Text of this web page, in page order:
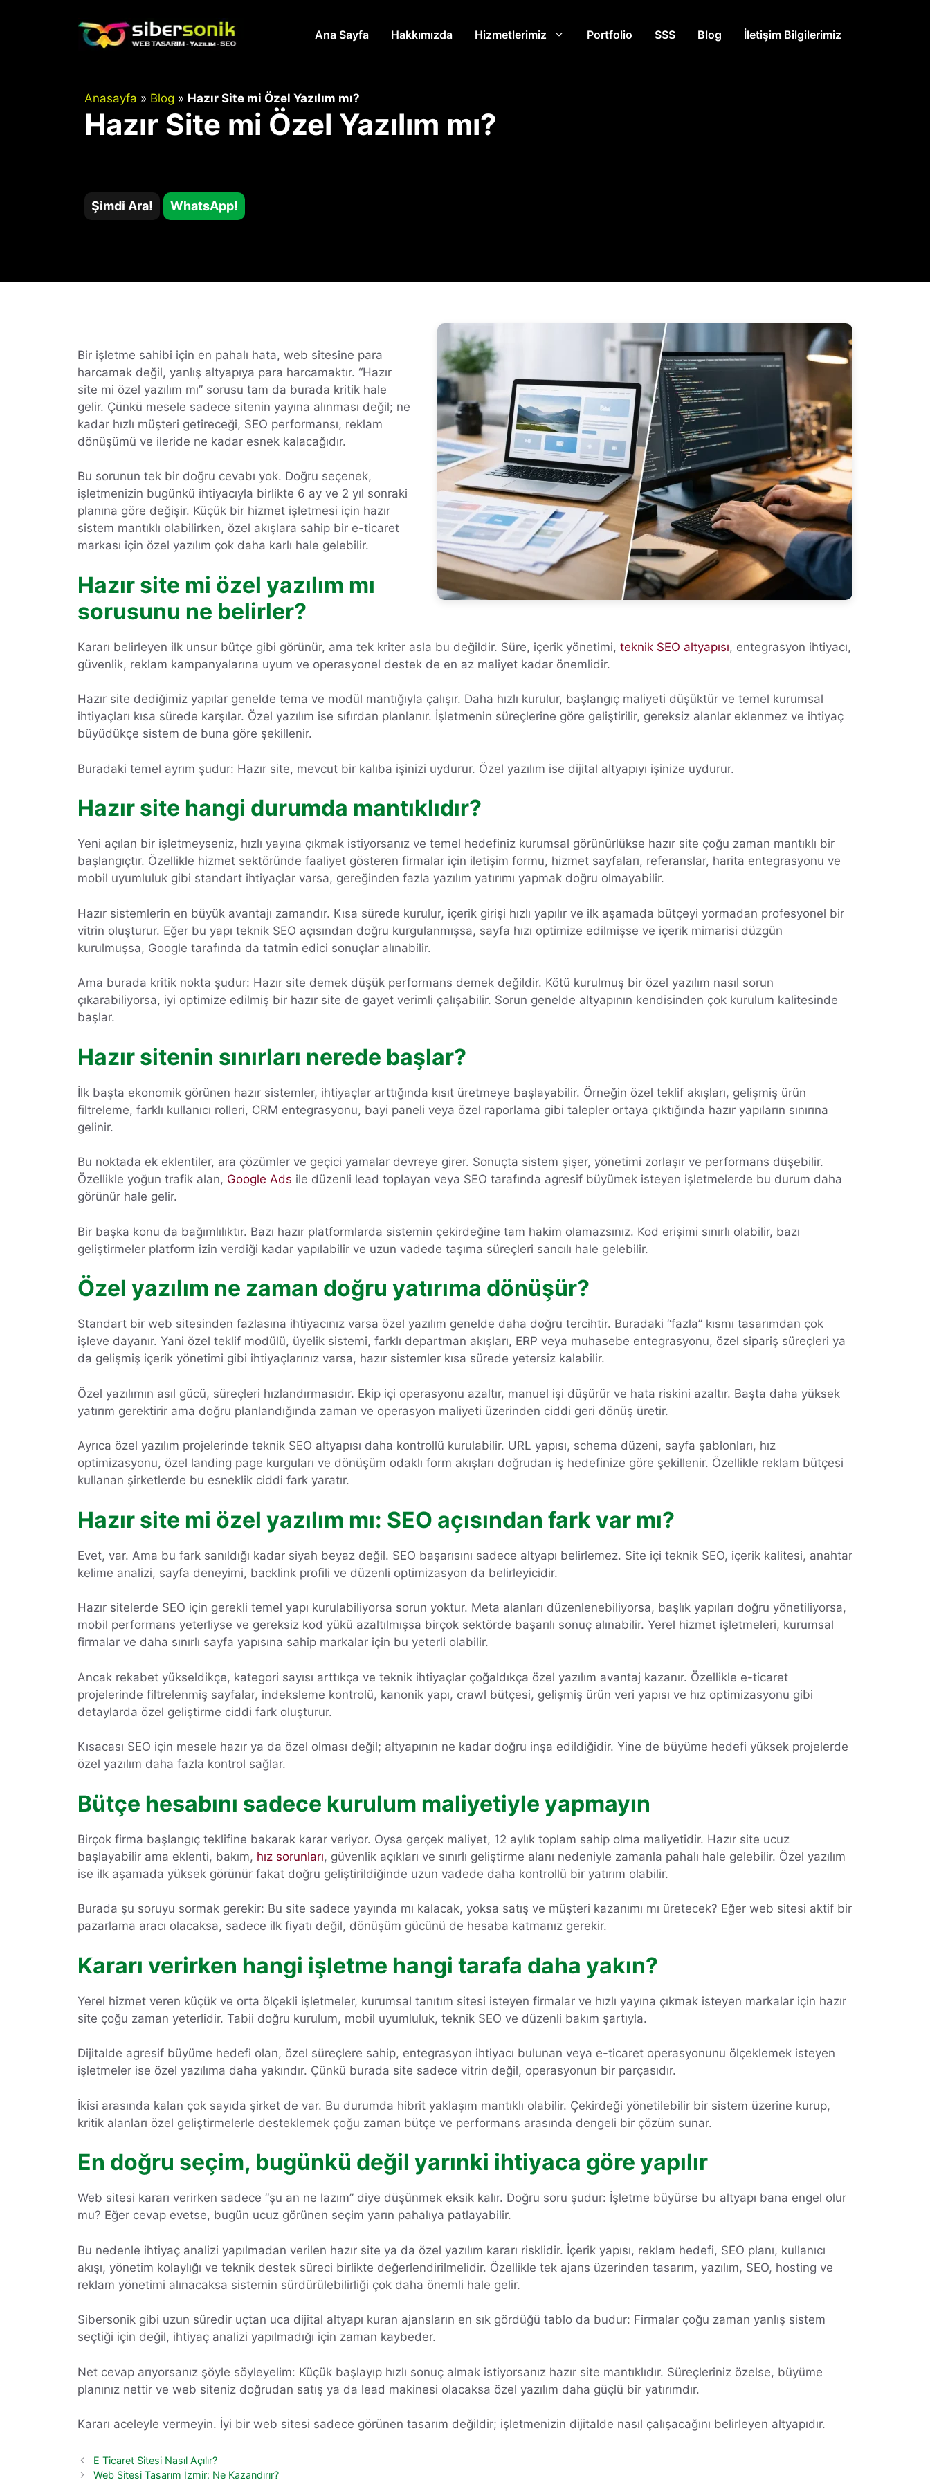
Ana Sayfa Hakkımızda Hizmetlerimiz Portfolio SSS Blog İletişim Bilgilerimiz
Anasayfa » Blog » Hazır Site mi Özel Yazılım mı?
Hazır Site mi Özel Yazılım mı?
Şimdi Ara! WhatsApp!
Bir işletme sahibi için en pahalı hata, web sitesine para
harcamak değil, yanlış altyapıya para harcamaktır. “Hazır
site mi özel yazılım mı” sorusu tam da burada kritik hale
gelir. Çünkü mesele sadece sitenin yayına alınması değil; ne
kadar hızlı müşteri getireceği, SEO performansı, reklam
dönüşümü ve ileride ne kadar esnek kalacağıdır.
Bu sorunun tek bir doğru cevabı yok. Doğru seçenek,
işletmenizin bugünkü ihtiyacıyla birlikte 6 ay ve 2 yıl sonraki
planına göre değişir. Küçük bir hizmet işletmesi için hazır
sistem mantıklı olabilirken, özel akışlara sahip bir e-ticaret
markası için özel yazılım çok daha karlı hale gelebilir.
Hazır site mi özel yazılım mı
sorusunu ne belirler?
Kararı belirleyen ilk unsur bütçe gibi görünür, ama tek kriter asla bu değildir. Süre, içerik yönetimi, teknik SEO altyapısı, entegrasyon ihtiyacı,
güvenlik, reklam kampanyalarına uyum ve operasyonel destek de en az maliyet kadar önemlidir.
Hazır site dediğimiz yapılar genelde tema ve modül mantığıyla çalışır. Daha hızlı kurulur, başlangıç maliyeti düşüktür ve temel kurumsal
ihtiyaçları kısa sürede karşılar. Özel yazılım ise sıfırdan planlanır. İşletmenin süreçlerine göre geliştirilir, gereksiz alanlar eklenmez ve ihtiyaç
büyüdükçe sistem de buna göre şekillenir.
Buradaki temel ayrım şudur: Hazır site, mevcut bir kalıba işinizi uydurur. Özel yazılım ise dijital altyapıyı işinize uydurur.
Hazır site hangi durumda mantıklıdır?
Yeni açılan bir işletmeyseniz, hızlı yayına çıkmak istiyorsanız ve temel hedefiniz kurumsal görünürlükse hazır site çoğu zaman mantıklı bir
başlangıçtır. Özellikle hizmet sektöründe faaliyet gösteren firmalar için iletişim formu, hizmet sayfaları, referanslar, harita entegrasyonu ve
mobil uyumluluk gibi standart ihtiyaçlar varsa, gereğinden fazla yazılım yatırımı yapmak doğru olmayabilir.
Hazır sistemlerin en büyük avantajı zamandır. Kısa sürede kurulur, içerik girişi hızlı yapılır ve ilk aşamada bütçeyi yormadan profesyonel bir
vitrin oluşturur. Eğer bu yapı teknik SEO açısından doğru kurgulanmışsa, sayfa hızı optimize edilmişse ve içerik mimarisi düzgün
kurulmuşsa, Google tarafında da tatmin edici sonuçlar alınabilir.
Ama burada kritik nokta şudur: Hazır site demek düşük performans demek değildir. Kötü kurulmuş bir özel yazılım nasıl sorun
çıkarabiliyorsa, iyi optimize edilmiş bir hazır site de gayet verimli çalışabilir. Sorun genelde altyapının kendisinden çok kurulum kalitesinde
başlar.
Hazır sitenin sınırları nerede başlar?
İlk başta ekonomik görünen hazır sistemler, ihtiyaçlar arttığında kısıt üretmeye başlayabilir. Örneğin özel teklif akışları, gelişmiş ürün
filtreleme, farklı kullanıcı rolleri, CRM entegrasyonu, bayi paneli veya özel raporlama gibi talepler ortaya çıktığında hazır yapıların sınırına
gelinir.
Bu noktada ek eklentiler, ara çözümler ve geçici yamalar devreye girer. Sonuçta sistem şişer, yönetimi zorlaşır ve performans düşebilir.
Özellikle yoğun trafik alan, Google Ads ile düzenli lead toplayan veya SEO tarafında agresif büyümek isteyen işletmelerde bu durum daha
görünür hale gelir.
Bir başka konu da bağımlılıktır. Bazı hazır platformlarda sistemin çekirdeğine tam hakim olamazsınız. Kod erişimi sınırlı olabilir, bazı
geliştirmeler platform izin verdiği kadar yapılabilir ve uzun vadede taşıma süreçleri sancılı hale gelebilir.
Özel yazılım ne zaman doğru yatırıma dönüşür?
Standart bir web sitesinden fazlasına ihtiyacınız varsa özel yazılım genelde daha doğru tercihtir. Buradaki “fazla” kısmı tasarımdan çok
işleve dayanır. Yani özel teklif modülü, üyelik sistemi, farklı departman akışları, ERP veya muhasebe entegrasyonu, özel sipariş süreçleri ya
da gelişmiş içerik yönetimi gibi ihtiyaçlarınız varsa, hazır sistemler kısa sürede yetersiz kalabilir.
Özel yazılımın asıl gücü, süreçleri hızlandırmasıdır. Ekip içi operasyonu azaltır, manuel işi düşürür ve hata riskini azaltır. Başta daha yüksek
yatırım gerektirir ama doğru planlandığında zaman ve operasyon maliyeti üzerinden ciddi geri dönüş üretir.
Ayrıca özel yazılım projelerinde teknik SEO altyapısı daha kontrollü kurulabilir. URL yapısı, schema düzeni, sayfa şablonları, hız
optimizasyonu, özel landing page kurguları ve dönüşüm odaklı form akışları doğrudan iş hedefinize göre şekillenir. Özellikle reklam bütçesi
kullanan şirketlerde bu esneklik ciddi fark yaratır.
Hazır site mi özel yazılım mı: SEO açısından fark var mı?
Evet, var. Ama bu fark sanıldığı kadar siyah beyaz değil. SEO başarısını sadece altyapı belirlemez. Site içi teknik SEO, içerik kalitesi, anahtar
kelime analizi, sayfa deneyimi, backlink profili ve düzenli optimizasyon da belirleyicidir.
Hazır sitelerde SEO için gerekli temel yapı kurulabiliyorsa sorun yoktur. Meta alanları düzenlenebiliyorsa, başlık yapıları doğru yönetiliyorsa,
mobil performans yeterliyse ve gereksiz kod yükü azaltılmışsa birçok sektörde başarılı sonuç alınabilir. Yerel hizmet işletmeleri, kurumsal
firmalar ve daha sınırlı sayfa yapısına sahip markalar için bu yeterli olabilir.
Ancak rekabet yükseldikçe, kategori sayısı arttıkça ve teknik ihtiyaçlar çoğaldıkça özel yazılım avantaj kazanır. Özellikle e-ticaret
projelerinde filtrelenmiş sayfalar, indeksleme kontrolü, kanonik yapı, crawl bütçesi, gelişmiş ürün veri yapısı ve hız optimizasyonu gibi
detaylarda özel geliştirme ciddi fark oluşturur.
Kısacası SEO için mesele hazır ya da özel olması değil; altyapının ne kadar doğru inşa edildiğidir. Yine de büyüme hedefi yüksek projelerde
özel yazılım daha fazla kontrol sağlar.
Bütçe hesabını sadece kurulum maliyetiyle yapmayın
Birçok firma başlangıç teklifine bakarak karar veriyor. Oysa gerçek maliyet, 12 aylık toplam sahip olma maliyetidir. Hazır site ucuz
başlayabilir ama eklenti, bakım, hız sorunları, güvenlik açıkları ve sınırlı geliştirme alanı nedeniyle zamanla pahalı hale gelebilir. Özel yazılım
ise ilk aşamada yüksek görünür fakat doğru geliştirildiğinde uzun vadede daha kontrollü bir yatırım olabilir.
Burada şu soruyu sormak gerekir: Bu site sadece yayında mı kalacak, yoksa satış ve müşteri kazanımı mı üretecek? Eğer web sitesi aktif bir
pazarlama aracı olacaksa, sadece ilk fiyatı değil, dönüşüm gücünü de hesaba katmanız gerekir.
Kararı verirken hangi işletme hangi tarafa daha yakın?
Yerel hizmet veren küçük ve orta ölçekli işletmeler, kurumsal tanıtım sitesi isteyen firmalar ve hızlı yayına çıkmak isteyen markalar için hazır
site çoğu zaman yeterlidir. Tabii doğru kurulum, mobil uyumluluk, teknik SEO ve düzenli bakım şartıyla.
Dijitalde agresif büyüme hedefi olan, özel süreçlere sahip, entegrasyon ihtiyacı bulunan veya e-ticaret operasyonunu ölçeklemek isteyen
işletmeler ise özel yazılıma daha yakındır. Çünkü burada site sadece vitrin değil, operasyonun bir parçasıdır.
İkisi arasında kalan çok sayıda şirket de var. Bu durumda hibrit yaklaşım mantıklı olabilir. Çekirdeği yönetilebilir bir sistem üzerine kurup,
kritik alanları özel geliştirmelerle desteklemek çoğu zaman bütçe ve performans arasında dengeli bir çözüm sunar.
En doğru seçim, bugünkü değil yarınki ihtiyaca göre yapılır
Web sitesi kararı verirken sadece “şu an ne lazım” diye düşünmek eksik kalır. Doğru soru şudur: İşletme büyürse bu altyapı bana engel olur
mu? Eğer cevap evetse, bugün ucuz görünen seçim yarın pahalıya patlayabilir.
Bu nedenle ihtiyaç analizi yapılmadan verilen hazır site ya da özel yazılım kararı risklidir. İçerik yapısı, reklam hedefi, SEO planı, kullanıcı
akışı, yönetim kolaylığı ve teknik destek süreci birlikte değerlendirilmelidir. Özellikle tek ajans üzerinden tasarım, yazılım, SEO, hosting ve
reklam yönetimi alınacaksa sistemin sürdürülebilirliği çok daha önemli hale gelir.
Sibersonik gibi uzun süredir uçtan uca dijital altyapı kuran ajansların en sık gördüğü tablo da budur: Firmalar çoğu zaman yanlış sistem
seçtiği için değil, ihtiyaç analizi yapılmadığı için zaman kaybeder.
Net cevap arıyorsanız şöyle söyleyelim: Küçük başlayıp hızlı sonuç almak istiyorsanız hazır site mantıklıdır. Süreçleriniz özelse, büyüme
planınız nettir ve web siteniz doğrudan satış ya da lead makinesi olacaksa özel yazılım daha güçlü bir yatırımdır.
Kararı aceleyle vermeyin. İyi bir web sitesi sadece görünen tasarım değildir; işletmenizin dijitalde nasıl çalışacağını belirleyen altyapıdır.
E Ticaret Sitesi Nasıl Açılır?
Web Sitesi Tasarım İzmir: Ne Kazandırır?